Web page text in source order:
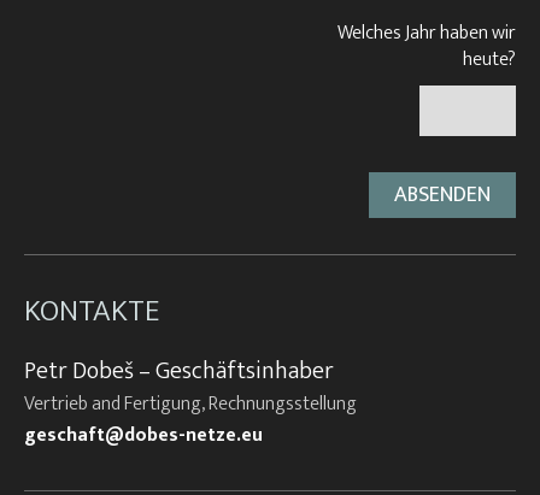
Welches Jahr haben wir
heute?
KONTAKTE
Petr Dobeš – Geschäftsinhaber
Vertrieb and Fertigung, Rechnungsstellung
geschaft@dobes-netze.eu